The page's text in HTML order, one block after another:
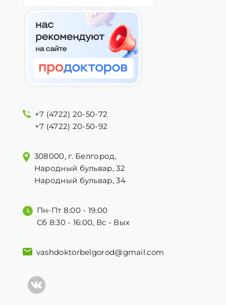
+7 (4722) 20-50-72
+7 (4722) 20-50-92
308000, г. Белгород,
Народный бульвар, 32
Народный бульвар, 34
Пн-Пт 8:00 - 19:00
Сб 8:30 - 16:00, Вс - Вых
vashdoktorbelgorod@gmail.com